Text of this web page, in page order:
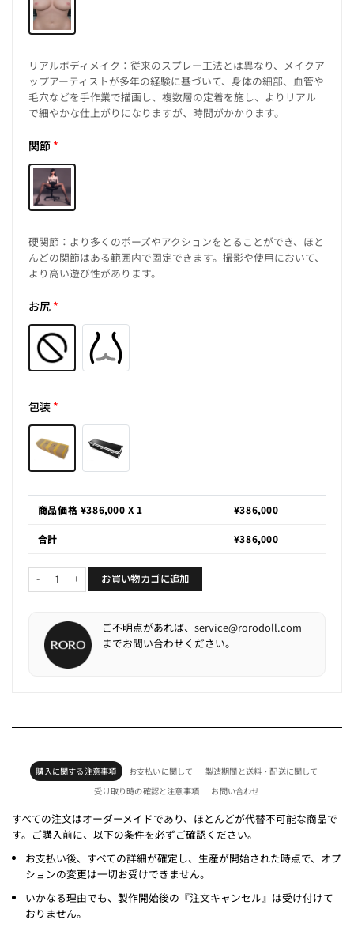
リアルボディメイク：従来のスプレー工法とは異なり、メイクア
ップアーティストが多年の経験に基づいて、身体の細部、血管や
毛穴などを手作業で描画し、複数層の定着を施し、よりリアル
で細やかな仕上がりになりますが、時間がかかります。
関節*
硬関節：より多くのポーズやアクションをとることができ、ほと
んどの関節はある範囲内で固定できます。撮影や使用において、
より高い遊び性があります。
お尻*
包装*
商品価格 ¥386,000 X 1 ¥386,000
合計 ¥386,000
Lily「夜舒荷」個 お買い物カゴに追加
ご不明点があれば、 service@rorodoll.com
までお問い合わせください。
購入に関する注意事項 お支払いに関して
製造期間と送料・配送に関して
受け取り時の確認と注意事項
お問い合わせ
すべての注文はオーダーメイドであり、ほとんどが代替不可能な商品で
す。ご購入前に、以下の条件を必ずご確認ください。
お支払い後、すべての詳細が確定し、生産が開始された時点で、オプ
ションの変更は一切お受けできません。
いかなる理由でも、製作開始後の『注文キャンセル』は受け付けて
おりません。